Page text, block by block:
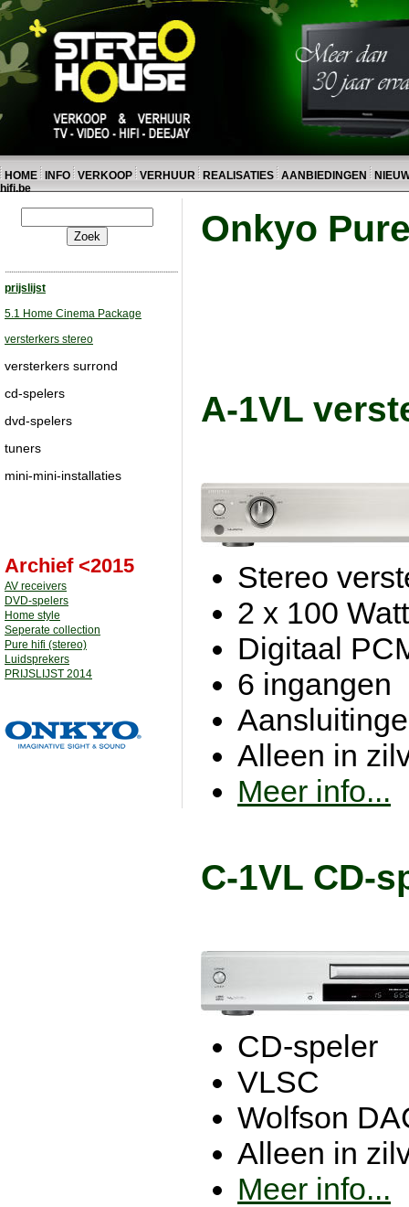
HOME INFO VERKOOP VERHUUR REALISATIES AANBIEDINGEN
hifi.be
prijslijst
5.1 Home Cinema Package
versterkers stereo
versterkers surrond
cd-spelers
dvd-spelers
tuners
mini-mini-installaties
Archief <2015
AV receivers
DVD-spelers
Home style
Seperate collection
Pure hifi (stereo)
Luidsprekers
PRIJSLIJST 2014
Onkyo
A-1VL
Stereo
2 x 100 Watt
Digitaal
6 ingangen
Alleen in
Meer info...
C-1VL CD-
CD-speler
VLSC
Wolfson
Alleen in
Meer info...